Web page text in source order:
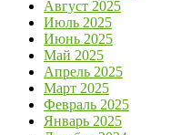
Август 2025
Июль 2025
Июнь 2025
Май 2025
Апрель 2025
Март 2025
Февраль 2025
Январь 2025